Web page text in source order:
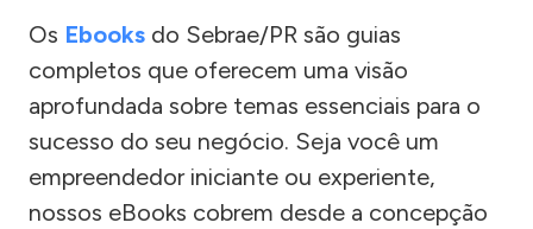
Os Ebooks do Sebrae/PR são guias
completos que oferecem uma visão
aprofundada sobre temas essenciais para o
sucesso do seu negócio. Seja você um
empreendedor iniciante ou experiente,
nossos eBooks cobrem desde a concepção